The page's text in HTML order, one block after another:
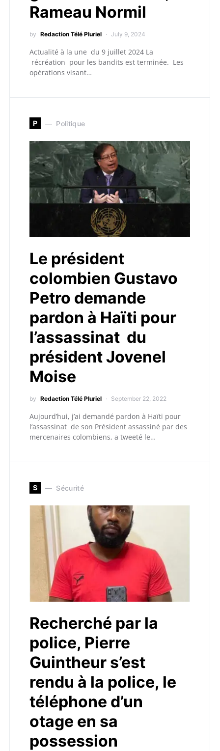
Rameau Normil
by Redaction Télé Pluriel July 9, 2024
Actualité à la une du 9 juillet 2024 La
récréation pour les bandits est terminée. Les
opérations visant…
P Politique
Le président
colombien Gustavo
Petro demande
pardon à Haïti pour
l’assassinat du
président Jovenel
Moise
by Redaction Télé Pluriel September 22, 2022
Aujourd’hui, j’ai demandé pardon à Haïti pour
l’assassinat de son Président assassiné par des
mercenaires colombiens, a tweeté le…
S Sécurité
Recherché par la
police, Pierre
Guintheur s’est
rendu à la police, le
téléphone d’un
otage en sa
possession